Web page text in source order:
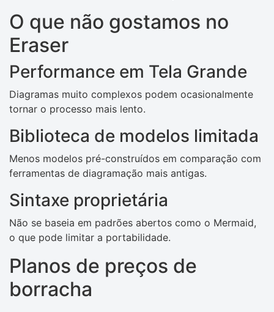
O que não gostamos no
Eraser
Performance em Tela Grande
Diagramas muito complexos podem ocasionalmente
tornar o processo mais lento.
Biblioteca de modelos limitada
Menos modelos pré-construídos em comparação com
ferramentas de diagramação mais antigas.
Sintaxe proprietária
Não se baseia em padrões abertos como o Mermaid,
o que pode limitar a portabilidade.
Planos de preços de
borracha